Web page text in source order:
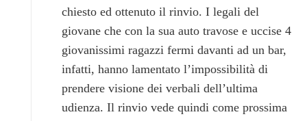
chiesto ed ottenuto il rinvio. I legali del
giovane che con la sua auto travose e uccise 4
giovanissimi ragazzi fermi davanti ad un bar,
infatti, hanno lamentato l’impossibilità di
prendere visione dei verbali dell’ultima
udienza. Il rinvio vede quindi come prossima